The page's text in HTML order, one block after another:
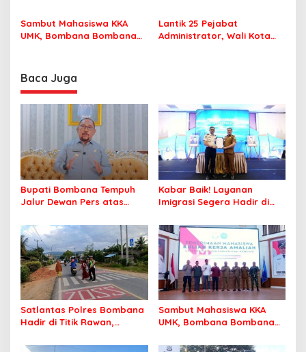
Perlu Lagi ke Kendari
Sekolah dengan Aman
Sambut Mahasiswa KKA
UMK, Bombana Bombana
Lantik 25 Pejabat
Administrator, Wali Kota
Baca Juga
Bupati Bombana Tempuh
Jalur Dewan Pers atas
Korupsi Jembatan Cirauci II
Kabar Baik! Layanan
Imigrasi Segera Hadir di
Perlu Lagi ke Kendari
Satlantas Polres Bombana
Hadir di Titik Rawan,
Sekolah dengan Aman
Sambut Mahasiswa KKA
UMK, Bombana Bombana
Sasaran